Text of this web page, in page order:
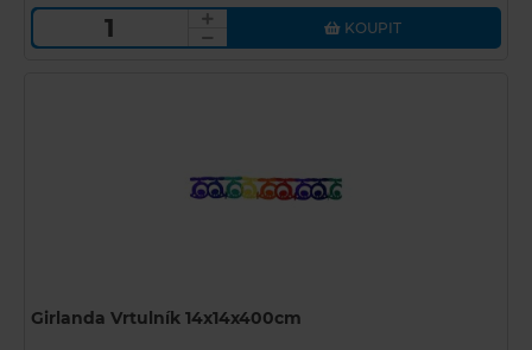
KOUPIT
Girlanda Vrtulník 14x14x400cm